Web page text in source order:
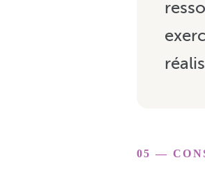
05 —